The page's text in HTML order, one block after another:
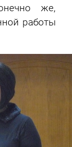
же,
работы